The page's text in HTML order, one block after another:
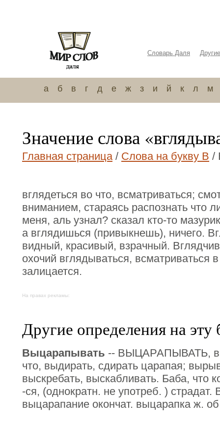
Словарь Даля
а б в г д е ж з и й к л м
Значение слова
Главная страница/ Слова на букву В /
вглядеться во что, всматриваться;
вниманием, стараясь распознать что
меня, аль узнал? сказал кто-то
а вглядишься (привыкнешь), ничего.
видный, красивый, взрачный.
охочий вглядываться, всматриваться
залицается.
На правах рекламы:
Другие определения на эту
Выцарапывать -- ВЫЦАРАПЫВАТЬ,
что, выдирать, сдирать царапая;
выскребать, выскабливать. Баба, что
-ся, (однократн. не употреб. )
выцарапание окончат. выцарапка ж.